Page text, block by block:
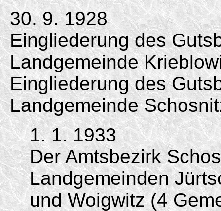
30. 9. 1928
Eingliederung des
Landgemeinde
Eingliederung des
Landgemeinde
1. 1. 1933
Der Amtsbezirk
Landgemeinden
und Woigwitz (4